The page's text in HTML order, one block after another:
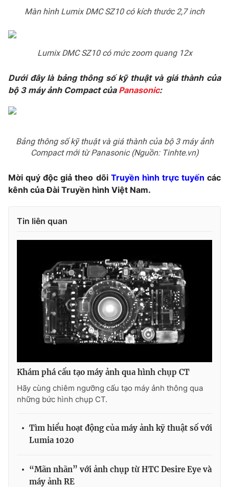
Liên hệ quảng cáo:
® Cấm sao chép dưới mọi hình thức nếu không có sự chấp
thuận bằng văn bản. Ghi rõ nguồn VTV.vn khi phát hành lại
Màn hình Lumix DMC SZ10 có kích thước 2,7 inch
Lumix DMC SZ10 có mức zoom quang 12x
Dưới đây là bảng thông số kỹ thuật và giá thành của
bộ 3 máy ảnh Compact của Panasonic:
Bảng thông số kỹ thuật và giá thành của bộ 3 máy ảnh
Compact mới từ Panasonic (Nguồn: Tinhte.vn)
Mời quý độc giả theo dõi Truyền hình trực tuyến các
kênh của Đài Truyền hình Việt Nam.
Tin liên quan
Khám phá cấu tạo máy ảnh qua hình chụp CT
Hãy cùng chiêm ngưỡng cấu tạo máy ảnh thông qua
những bức hình chụp CT.
Tìm hiểu hoạt động của máy ảnh kỹ thuật số với
Lumia 1020
“Mãn nhãn” với ảnh chụp từ HTC Desire Eye và
máy ảnh RE